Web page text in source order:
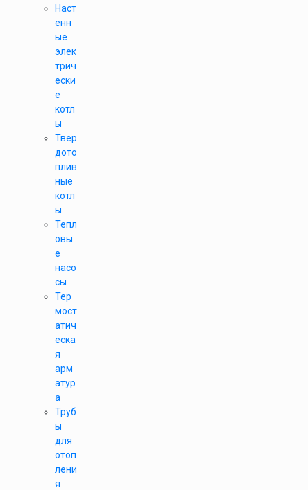
Наст
енн
ые
элек
трич
ески
е
котл
ы
Твер
дото
плив
ные
котл
ы
Тепл
овы
е
насо
сы
Тер
мост
атич
еска
я
арм
атур
а
Труб
ы
для
отоп
лени
я